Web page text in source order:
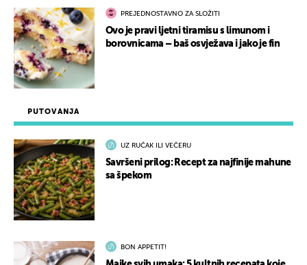
PUTOVANJA
UZ RUČAK ILI VEČERU
Savršeni prilog: Recept za najfinije mahune
sa špekom
BON APPETIT!
PREJEDNOSTAVNO ZA SLOŽITI
Ovo je pravi ljetni tiramisu s limunom i
borovnicama – baš osvježava i jako je fin